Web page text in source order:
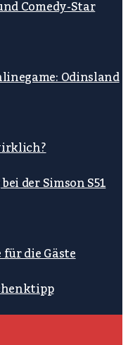
Comedy-Star
Odinsland
der Simson S51
die Gäste